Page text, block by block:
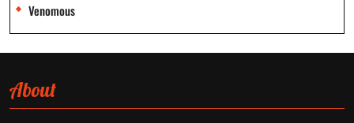
Venomous
About